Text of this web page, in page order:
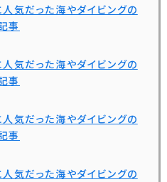
気だった海やダイビングの
事
気だった海やダイビングの
事
気だった海やダイビングの
事
気だった海やダイビングの